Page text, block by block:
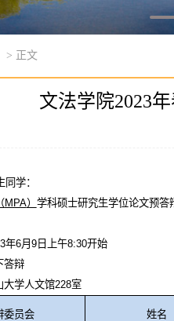
> 正文
文法学院2023
同学：
MPA） 学科硕士研究生学位论文预答
年6月 9 日上午8:30开始
答辩
大学人文馆228室
委员会 姓名